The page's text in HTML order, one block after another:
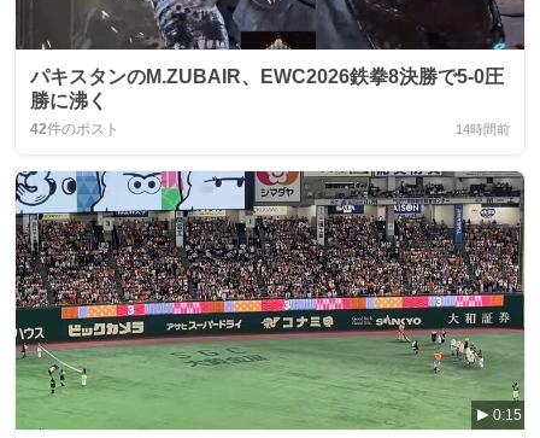
パキスタンのM.ZUBAIR、EWC2026鉄拳8決勝で5-0圧
勝に沸く
42件のポスト 14時間前
0:15